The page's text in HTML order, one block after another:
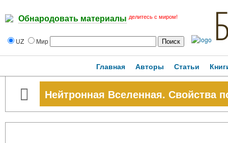
Обнародовать материалы делитесь с миром!
UZ Мир
Главная Авторы Статьи
Нейтронная Вселенная. Свойства